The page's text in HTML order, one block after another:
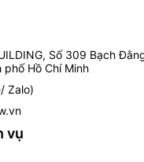
Số 309 Bạch
phố Hồ Chí Minh
Zalo)
vụ